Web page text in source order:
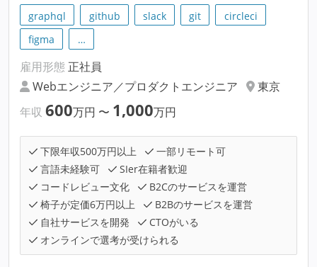
graphql github slack git
circleci
figma
…
雇用形態 正社員
Webエンジニア／プロダクトエンジニア
東京
年収 600万円 〜 1,000万円
下限年収500万円以上
一部リモート可
言語未経験可
SIer在籍者歓迎
コードレビュー文化
B2Cのサービスを運営
椅子が定価6万円以上
B2Bのサービスを運営
自社サービスを開発
CTOがいる
オンラインで選考が受けられる